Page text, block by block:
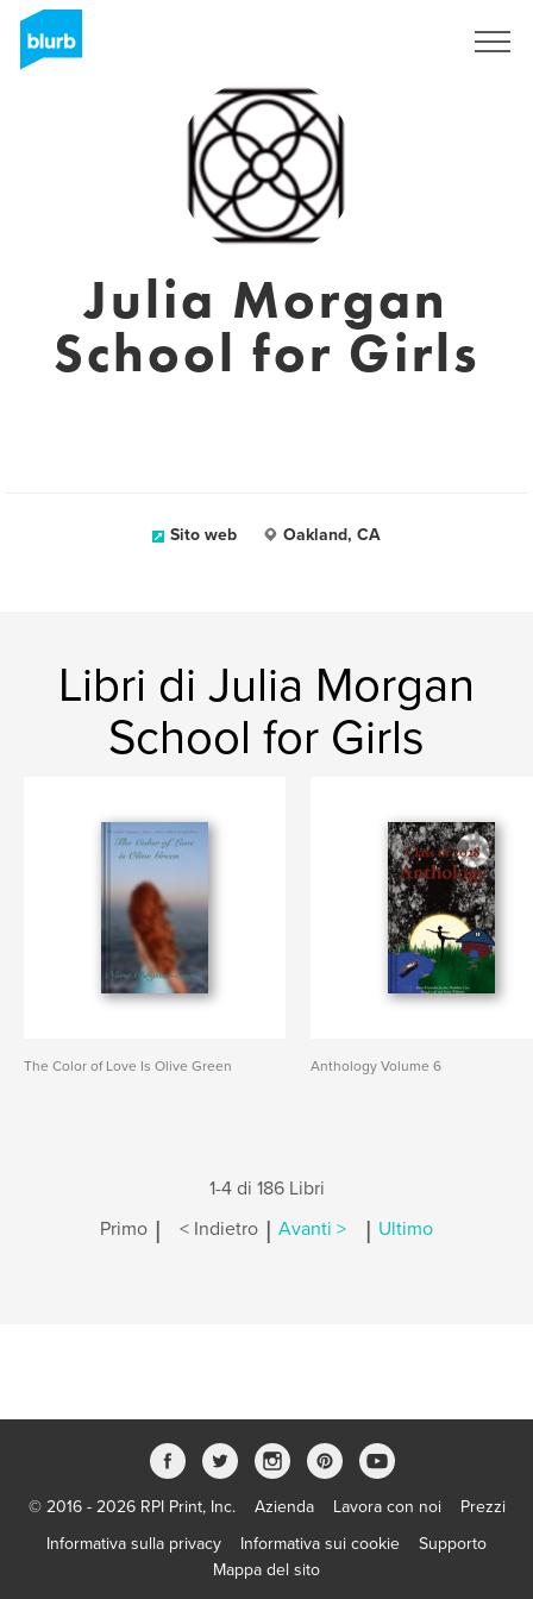
Julia Morgan
School for Girls
Sito web Oakland, CA
Libri di Julia Morgan
School for Girls
The Color of Love Is Olive Green Anthology Volume 6
1-4 di 186 Libri
Primo | < Indietro | Avanti > | Ultimo
© 2016 - 2026 RPI Print, Inc. Azienda Lavora con noi
Prezzi
Informativa sulla privacy
Informativa sui cookie
Supporto
Mappa del sito